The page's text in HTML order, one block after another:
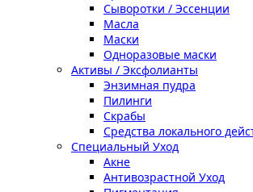
Сыворотки / Эссенции
Масла
Маски
Одноразовые маски
Активы / Эксфолианты
Энзимная пудра
Пилинги
Скрабы
Средства локального
Специальный Уход
Акне
Антивозрастной Уход